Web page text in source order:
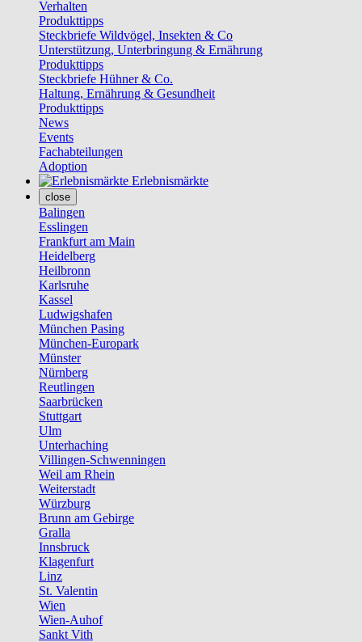
Verhalten
Produkttipps
Steckbriefe Wildvögel, Insekten & Co
Unterstützung, Unterbringung & Ernährung
Produkttipps
Steckbriefe Hühner & Co.
Haltung, Ernährung & Gesundheit
Produkttipps
News
Events
Fachabteilungen
Adoption
Erlebnismärkte
close
Balingen
Esslingen
Frankfurt am Main
Heidelberg
Heilbronn
Karlsruhe
Kassel
Ludwigshafen
München Pasing
München-Europark
Münster
Nürnberg
Reutlingen
Saarbrücken
Stuttgart
Ulm
Unterhaching
Villingen-Schwenningen
Weil am Rhein
Weiterstadt
Würzburg
Brunn am Gebirge
Gralla
Innsbruck
Klagenfurt
Linz
St. Valentin
Wien
Wien-Auhof
Sankt Vith